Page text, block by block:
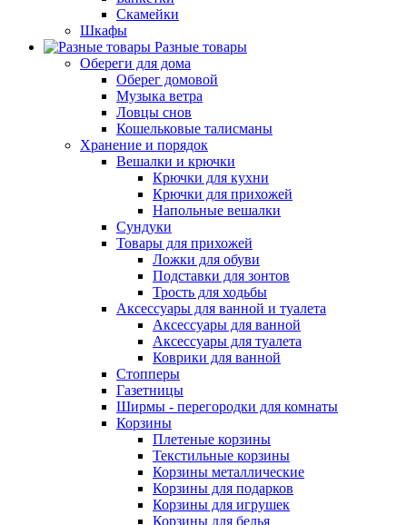
Скамейки
Шкафы
Разные товары
Обереги для дома
Оберег домовой
Музыка ветра
Ловцы снов
Кошельковые талисманы
Хранение и порядок
Вешалки и крючки
Крючки для кухни
Крючки для прихожей
Напольные вешалки
Сундуки
Товары для прихожей
Ложки для обуви
Подставки для зонтов
Трость для ходьбы
Аксессуары для ванной и туалета
Аксессуары для ванной
Аксессуары для туалета
Коврики для ванной
Стопперы
Газетницы
Ширмы - перегородки для комнаты
Корзины
Плетеные корзины
Текстильные корзины
Корзины металлические
Корзины для подарков
Корзины для игрушек
Корзины для белья